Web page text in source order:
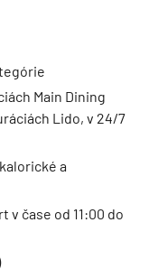
Main Dining
Lido, v 24/7
a
v čase od 11:00 do